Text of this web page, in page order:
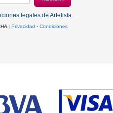
legales de Artelista
| Privacidad - Condiciones